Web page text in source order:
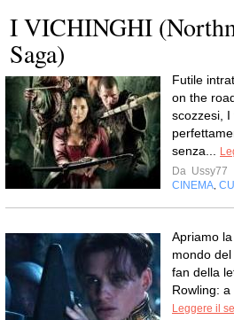
I VICHINGHI
Saga)
Futile
on the
scozzesi,
senza...
Da Ussy77
CINEMA
Apriamo
mondo
fan della
Rowling: a
Leggere il